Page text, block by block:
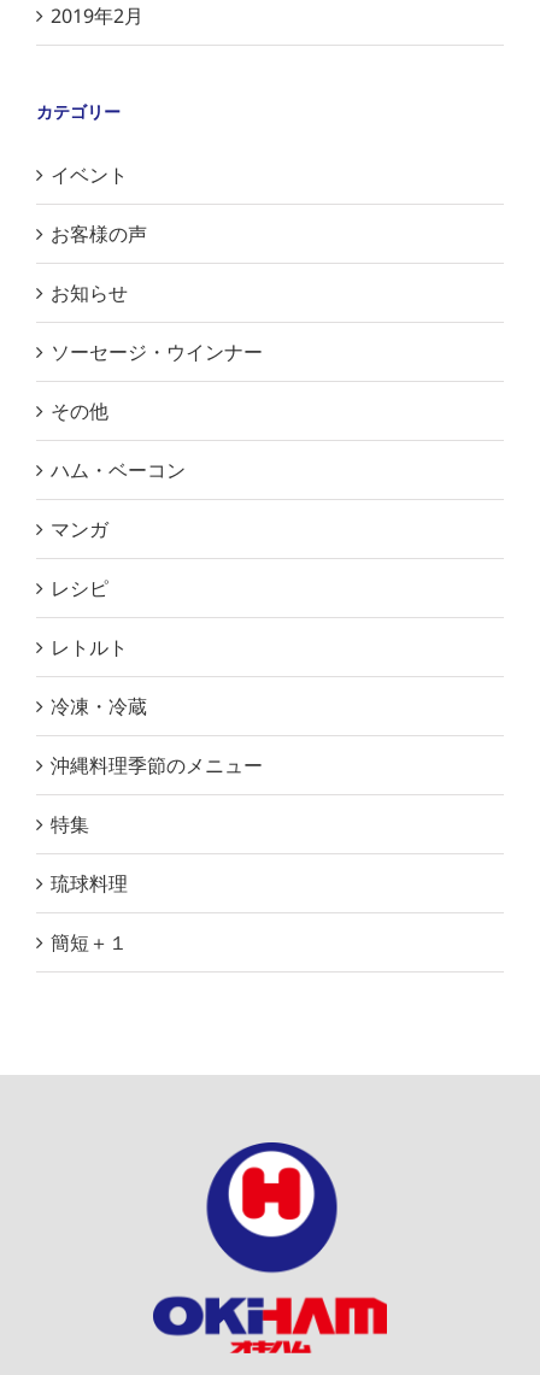
2019年2月
カテゴリー
イベント
お客様の声
お知らせ
ソーセージ・ウインナー
その他
ハム・ベーコン
マンガ
レシピ
レトルト
冷凍・冷蔵
沖縄料理季節のメニュー
特集
琉球料理
簡短＋１